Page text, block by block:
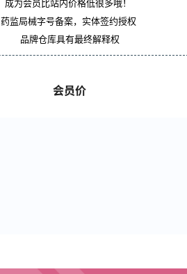
成为会员比站内价格低很多哦！
药监局械字号备案，实体签约授权
品牌仓库具有最终解释权
会员价